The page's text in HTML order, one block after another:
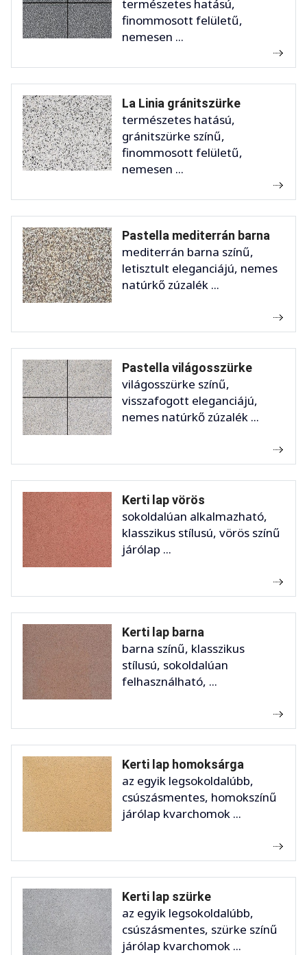
természetes hatású,
finommosott felületű,
nemesen ...
La Linia gránitszürke
természetes hatású,
gránitszürke színű,
finommosott felületű,
nemesen ...
Pastella mediterrán barna
mediterrán barna színű,
letisztult eleganciájú, nemes
natúrkő zúzalék ...
Pastella világosszürke
világosszürke színű,
visszafogott eleganciájú,
nemes natúrkő zúzalék ...
Kerti lap vörös
sokoldalúan alkalmazható,
klasszikus stílusú, vörös színű
járólap ...
Kerti lap barna
barna színű, klasszikus
stílusú, sokoldalúan
felhasználható, ...
Kerti lap homoksárga
az egyik legsokoldalúbb,
csúszásmentes, homokszínű
járólap kvarchomok ...
Kerti lap szürke
az egyik legsokoldalúbb,
csúszásmentes, szürke színű
járólap kvarchomok ...